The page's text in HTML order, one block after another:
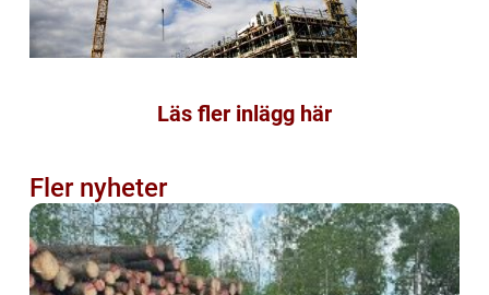
Läs fler inlägg här
Fler nyheter